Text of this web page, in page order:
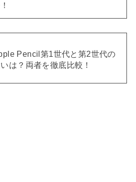
Pencil第1世代と第2世代の
は？両者を徹底比較！